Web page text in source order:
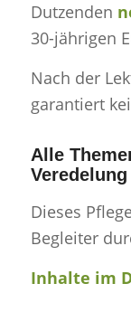
Dutzenden
30-jährigen
Nach der
garantiert
Alle
Veredelung
Dieses
Begleiter
Inhalte im